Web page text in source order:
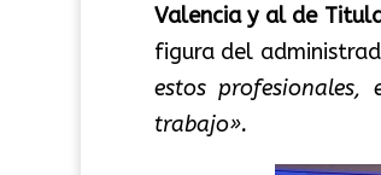
Valencia y al de
figura del
estos
trabajo».